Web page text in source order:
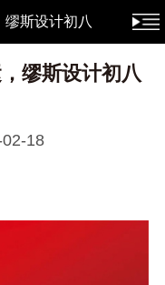
斯设计初八
缪斯设计初八
18